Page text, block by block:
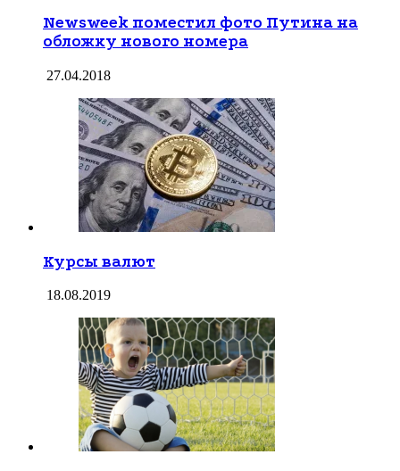
Newsweek поместил фото Путина на
обложку нового номера
27.04.2018
Курсы валют
18.08.2019